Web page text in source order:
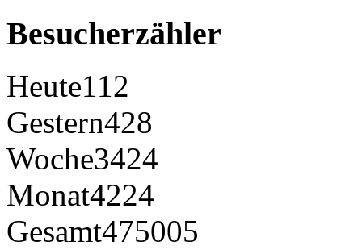
Besucherzähler
Heute112
Gestern428
Woche3424
Monat4224
Gesamt475005